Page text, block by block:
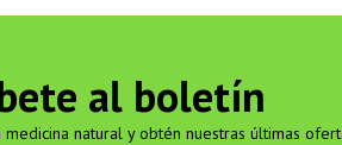
al boletín
natural y obtén nuestras últimas